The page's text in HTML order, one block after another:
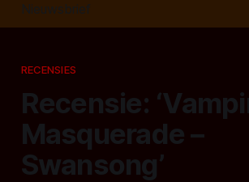
Nieuwsbrief
RECENSIES
Recensie:
Masquerade –
Swansong’